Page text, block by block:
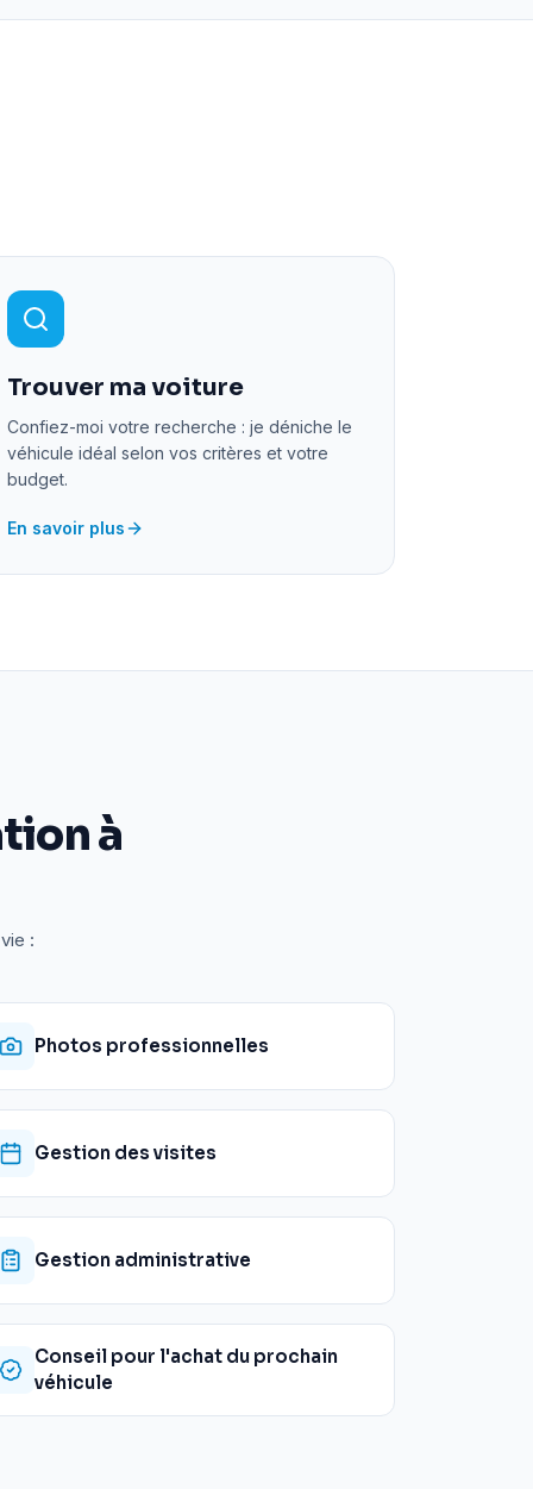
Trouver ma voiture
Confiez-moi votre recherche : je déniche le
véhicule idéal selon vos critères et votre
budget.
En savoir plus
à
:
Photos professionnelles
Gestion des visites
Gestion administrative
Conseil pour l'achat du prochain
véhicule